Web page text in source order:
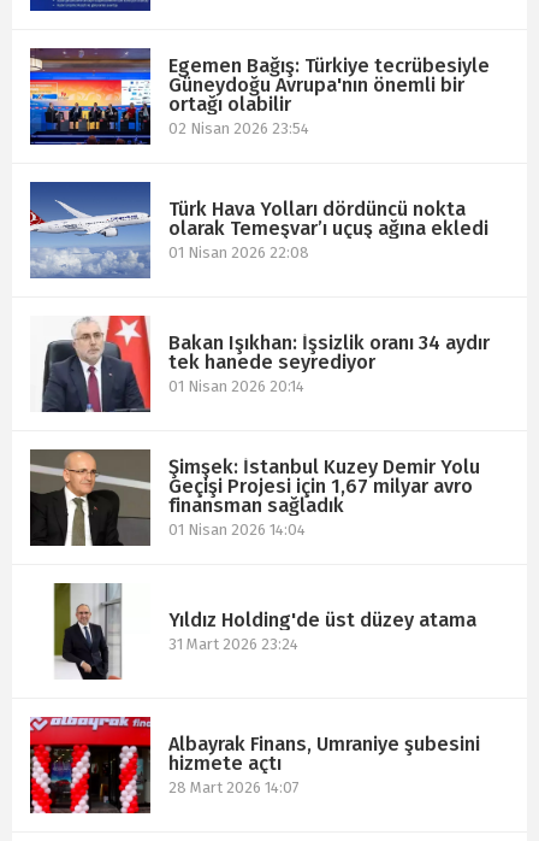
Egemen Bağış: Türkiye tecrübesiyle
Güneydoğu Avrupa'nın önemli bir
ortağı olabilir
02 Nisan 2026 23:54
Türk Hava Yolları dördüncü nokta
olarak Temeşvar’ı uçuş ağına ekledi
01 Nisan 2026 22:08
Bakan Işıkhan: İşsizlik oranı 34 aydır
tek hanede seyrediyor
01 Nisan 2026 20:14
Şimşek: İstanbul Kuzey Demir Yolu
Geçişi Projesi için 1,67 milyar avro
finansman sağladık
01 Nisan 2026 14:04
Yıldız Holding'de üst düzey atama
31 Mart 2026 23:24
Albayrak Finans, Ümraniye şubesini
hizmete açtı
28 Mart 2026 14:07